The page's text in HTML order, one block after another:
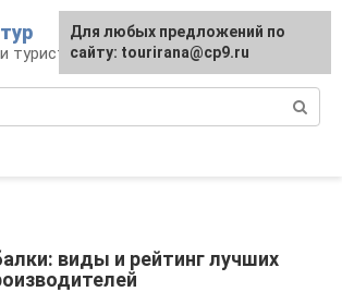
туриста
виды и рейтинг лучших
Для любых предложений по
сайту: tourirana@cp9.ru